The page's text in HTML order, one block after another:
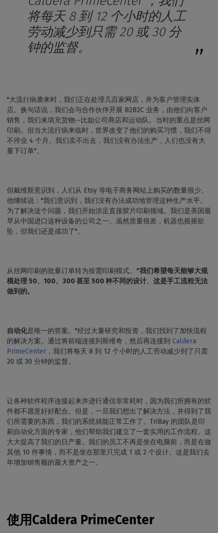
将每天 8 到 12 个小时的人工
劳动减少到只需 20 或 30 分
钟的监督。
"大流行病袭来时，我们正在处理几百家网店，并为客户管理实体
店。换句话说，我们会与合作伙伴开展 B2B2C 业务，由他们向客户
销售，我们来填充货物--比如公司商店和运动队。当时的重点是丝网
印刷。但当大流行病来临时，世界改变了他们的购买习惯，我们不得
不停业 4 个月。我们卖不出去，我们没有办法生产，人们也没有大
量下订单"。
但戴维斯意识到，人们从 Etsy 等电子商务网站上购买的数量很少。
他继续说："我们意识到，我们没有办法成功地管理这种生产水平。
为了解决这个问题，我们开始涉足直接胶片印刷领域。我们是美国最
早从中国进口这种设备的公司之一。虽然质量很差，机器也摇摇欲
坠，但我们还是成功了"。
从丝网印刷的批量订单转为按需印刷模式。 "我们希望每天能够大规
模处理 50、100、300 甚至 500 种不同的设计。 这是手工流程无法
做到的。
自动化是唯一的答案。"经过大量研究和投资，我们找到了加快流程
的解决方案。通过将前端连接到斯维奇，然后再连接到 Caldera
PrimeCenter ，我们将每天 8 到 12 个小时的人工劳动减少到了只需
20 或 30 分钟的监督。
让各种软件程序连接起来并进行通信非常耗时，因为我们所拥有的软
件都不愿意好好配合。但是，一旦我们想出了解决方法，并得到了我
们所需要的东西，我们的系统就能正常工作了。TriBay 的团队是印
刷自动化方面的专家，他们帮助我们建立了一套实用的工作流程。这
大大提高了我们的日产量。我们的员工不再是坐在电脑前，而是在做
其他 10 件事情，而不是坐在那里只完成 1 或 2 个设计。这是我们去
年增加销售额的最大资产之一。
使用Caldera PrimeCenter